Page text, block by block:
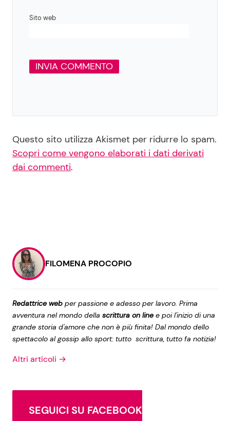
Sito web
Questo sito utilizza Akismet per ridurre lo spam.
Scopri come vengono elaborati i dati derivati
dai commenti.
FILOMENA PROCOPIO
Redattrice web per passione e adesso per lavoro. Prima
avventura nel mondo della scrittura on line e poi l'inizio di una
grande storia d'amore che non è più finita! Dal mondo dello
spettacolo al gossip allo sport: tutto scrittura, tutto fa notizia!
Altri articoli →
SEGUICI SU FACEBOOK